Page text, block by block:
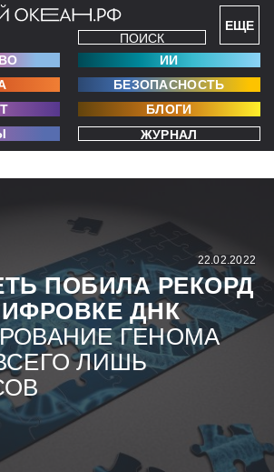
ЕЩЕ
ПОИСК
ИИ
БЕЗОПАСНОСТЬ
БЛОГИ
ЖУРНАЛ
22.02.2022
ПОБИЛА РЕКОРД
ДНК
ГЕНОМА
ЛИШЬ